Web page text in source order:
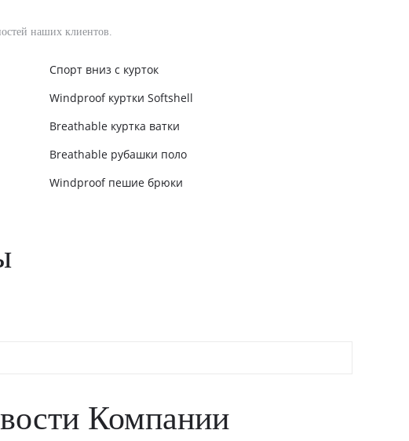
наших клиентов.
Спорт вниз с курток
Windproof куртки Softshell
Breathable куртка ватки
Breathable рубашки поло
Windproof пешие брюки
Компании